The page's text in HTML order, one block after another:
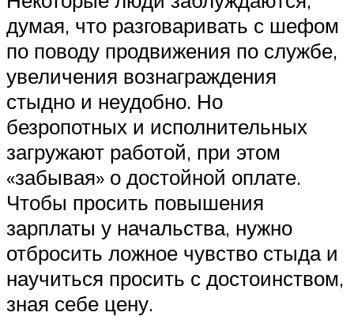
думая, что разговаривать с шефом
по поводу продвижения по службе,
увеличения вознаграждения
стыдно и неудобно. Но
безропотных и исполнительных
загружают работой, при этом
«забывая» о достойной оплате.
Чтобы просить повышения
зарплаты у начальства, нужно
отбросить ложное чувство стыда и
научиться просить с достоинством,
зная себе цену.